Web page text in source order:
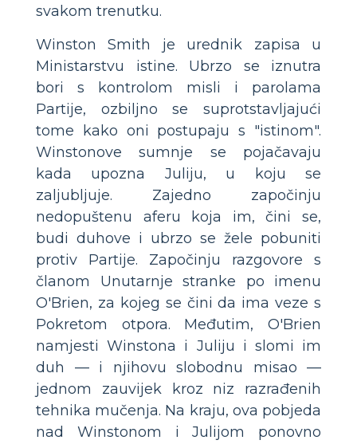
svakom trenutku.
Winston Smith je urednik zapisa u
Ministarstvu istine. Ubrzo se iznutra
bori s kontrolom misli i parolama
Partije, ozbiljno se suprotstavljajući
tome kako oni postupaju s "istinom".
Winstonove sumnje se pojačavaju
kada upozna Juliju, u koju se
zaljubljuje. Zajedno započinju
nedopuštenu aferu koja im, čini se,
budi duhove i ubrzo se žele pobuniti
protiv Partije. Započinju razgovore s
članom Unutarnje stranke po imenu
O'Brien, za kojeg se čini da ima veze s
Pokretom otpora. Međutim, O'Brien
namjesti Winstona i Juliju i slomi im
duh — i njihovu slobodnu misao —
jednom zauvijek kroz niz razrađenih
tehnika mučenja. Na kraju, ova pobjeda
nad Winstonom i Julijom ponovno